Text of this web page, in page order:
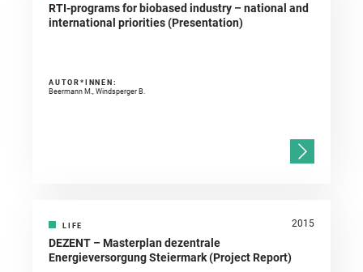
RTI-programs for biobased industry – national and
international priorities (Presentation)
AUTOR*INNEN:
Beermann M., Windsperger B.
LIFE 2015
DEZENT – Masterplan dezentrale
Energieversorgung Steiermark (Project Report)